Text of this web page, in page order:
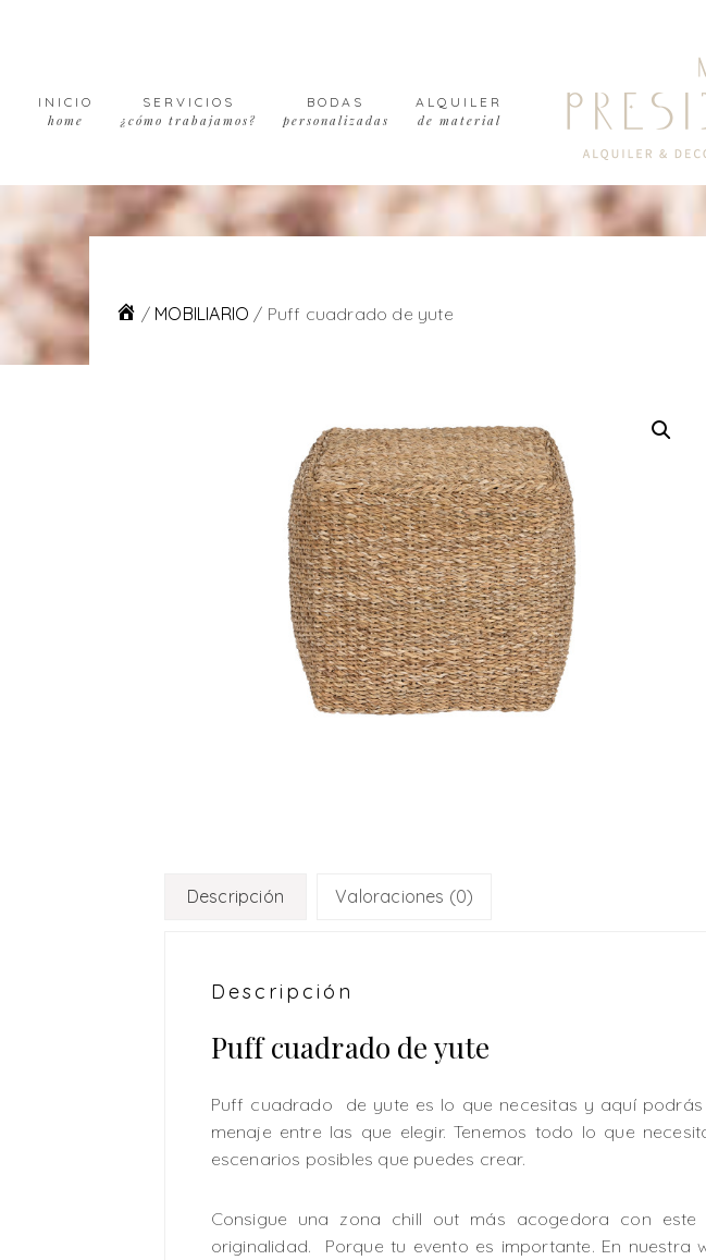
navigation
contentINICIO
home
SERVICIOS
¿cómo trabajamos?
BODAS
personalizadas
ALQUILER
de material
/ MOBILIARIO / Puff cuadrado de yute
Descripción Valoraciones (0)
Descripción
Puff cuadrado de yute
Puff cuadrado de yute es lo que necesitas y aquí
menaje entre las que elegir. Tenemos todo lo que
escenarios posibles que puedes crear.
Consigue una zona chill out más acogedora con
originalidad. Porque tu evento es importante. En